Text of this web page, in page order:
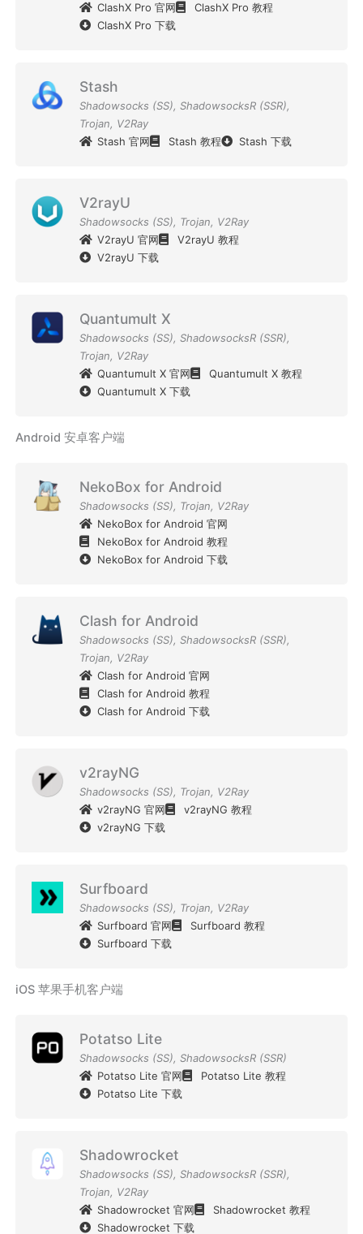
ClashX Pro 官网
ClashX Pro 教程
ClashX Pro 下载
Stash
Shadowsocks (SS), ShadowsocksR (SSR),
Trojan, V2Ray
Stash 官网
Stash 教程 Stash 下载
V2rayU
Shadowsocks (SS), Trojan, V2Ray
V2rayU 官网
V2rayU 教程
V2rayU 下载
Quantumult X
Shadowsocks (SS), ShadowsocksR (SSR),
Trojan, V2Ray
Quantumult X 官网
Quantumult X 教程
Quantumult X 下载
Android 安卓客户端
NekoBox for Android
Shadowsocks (SS), Trojan, V2Ray
NekoBox for Android 官网
NekoBox for Android 教程
NekoBox for Android 下载
Clash for Android
Shadowsocks (SS), ShadowsocksR (SSR),
Trojan, V2Ray
Clash for Android 官网
Clash for Android 教程
Clash for Android 下载
v2rayNG
Shadowsocks (SS), Trojan, V2Ray
v2rayNG 官网
v2rayNG 教程
v2rayNG 下载
Surfboard
Shadowsocks (SS), Trojan, V2Ray
Surfboard 官网
Surfboard 教程
Surfboard 下载
iOS 苹果手机客户端
Potatso Lite
Shadowsocks (SS), ShadowsocksR (SSR)
Potatso Lite 官网
Potatso Lite 教程
Potatso Lite 下载
Shadowrocket
Shadowsocks (SS), ShadowsocksR (SSR),
Trojan, V2Ray
Shadowrocket 官网
Shadowrocket 教程
Shadowrocket 下载